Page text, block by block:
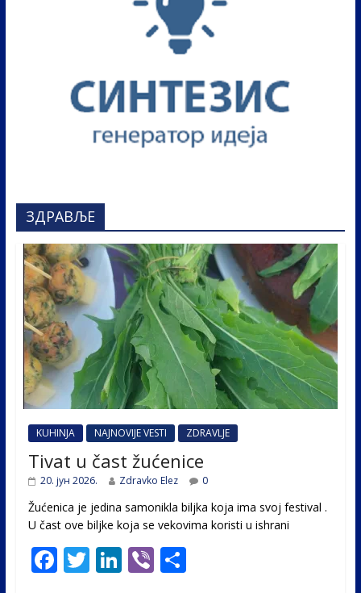
ЗДРАВЉЕ
KUHINJA NAJNOVIJE VESTI ZDRAVLJE
Tivat u čast žućenice
20. јун 2026. Zdravko Elez 0
Žućenica je jedina samonikla biljka koja ima svoj festival .
U čast ovе biljke koja se vekovima koristi u ishrani
F T Li Vi S